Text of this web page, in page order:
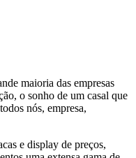
maioria das empresas
o sonho de um casal que
nós, empresa,
e display de preços,